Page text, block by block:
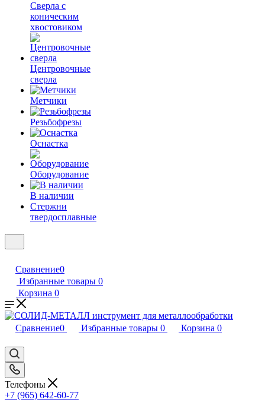
Сверла с
коническим
хвостовиком
Центровочные
сверла
Метчики
Резьбофрезы
Оснастка
Оборудование
В наличии
Стержни
твердосплавные
Сравнение0
Избранные товары 0
Корзина 0
Сравнение0 Избранные товары 0 Корзина 0
Телефоны
+7 (965) 642-60-77